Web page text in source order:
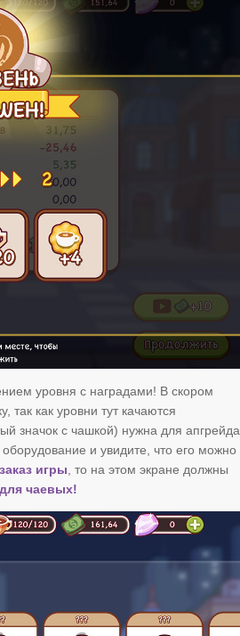
уровня с наградами! В скором
так как уровни тут качаются
значок с чашкой) нужна для апгрейда
и увидите, что его можно
игры , то на этом экране должны
чаевых!